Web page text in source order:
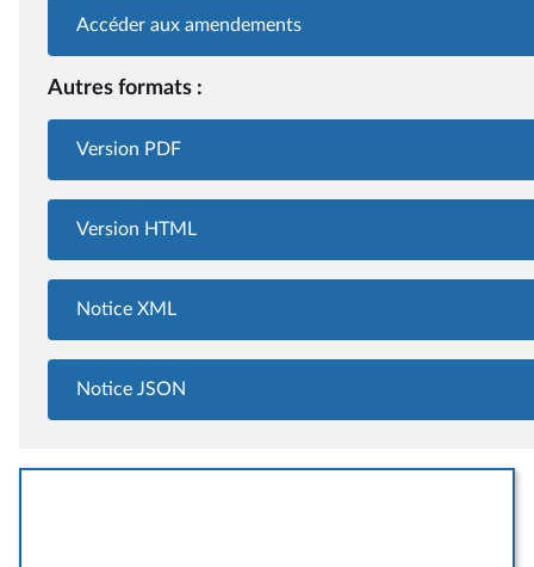
Accéder aux amendements
Autres formats :
Version PDF
Version HTML
Notice XML
Notice JSON